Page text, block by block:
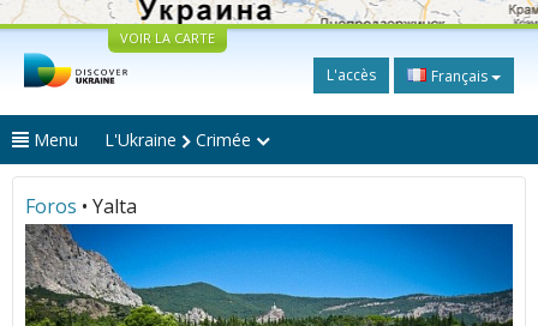
VOIR LA CARTE
L'accès Français
Menu L'Ukraine Crimée
Foros • Yalta